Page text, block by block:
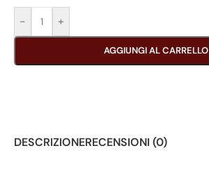
- +
AGGIUNGI AL CARRELLO
DESCRIZIONERECENSIONI (0)